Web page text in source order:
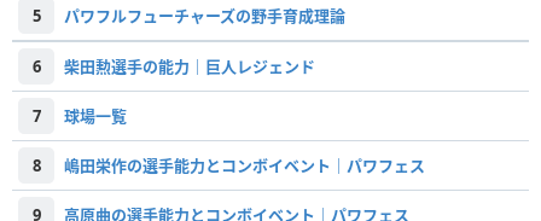
5 パワフルフューチャーズの野手育成理論
6 柴田勲選手の能力｜巨人レジェンド
7 球場一覧
8 嶋田栄作の選手能力とコンボイベント｜パワフェス
9 高原曲の選手能力とコンボイベント｜パワフェス